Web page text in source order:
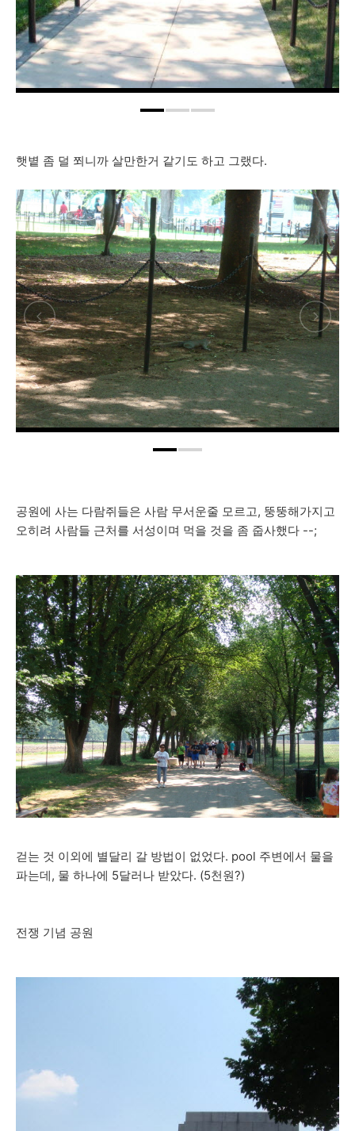
햇볕 좀 덜 쬐니까 살만한거 같기도 하고 그랬다.
공원에 사는 다람쥐들은 사람 무서운줄 모르고, 뚱뚱해가지고
오히려 사람들 근처를 서성이며 먹을 것을 좀 줍사했다 --;
걷는 것 이외에 별달리 갈 방법이 없었다. pool 주변에서 물을
파는데, 물 하나에 5달러나 받았다. (5천원?)
전쟁 기념 공원